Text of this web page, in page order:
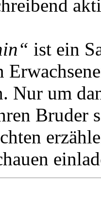
ist ein
Nur um
Bruder